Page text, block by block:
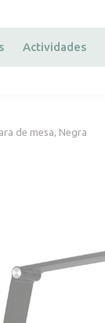
Actividades
de mesa, Negra